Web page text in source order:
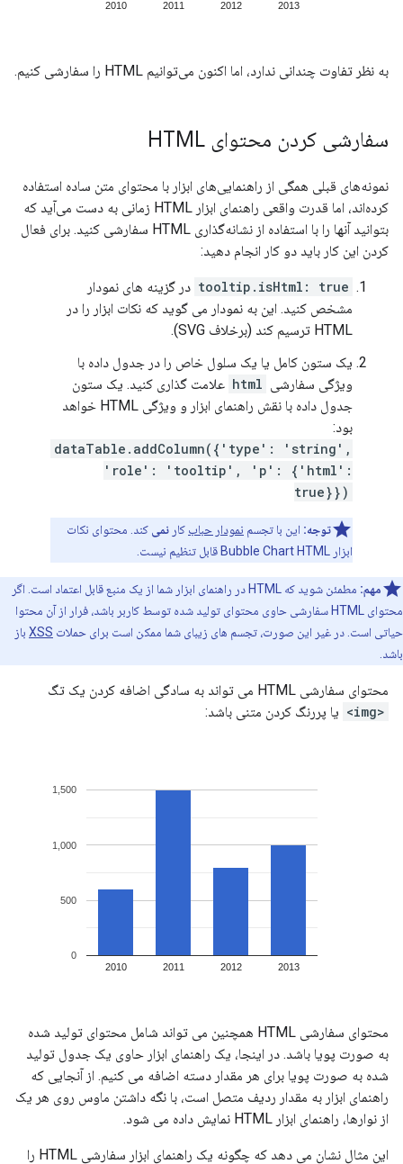
به نظر تفاوت چندانی ندارد، اما اکنون می‌توانیم HTML را سفارشی کنیم.
سفارشی کردن محتوای HTML
نمونه‌های قبلی همگی از راهنمایی‌های ابزار با محتوای متن ساده استفاده
کرده‌اند، اما قدرت واقعی راهنمای ابزار HTML زمانی به دست می‌آید که
بتوانید آنها را با استفاده از نشانه‌گذاری HTML سفارشی کنید. برای فعال
کردن این کار باید دو کار انجام دهید:
tooltip.isHtml: true در گزینه های نمودار
مشخص کنید. این به نمودار می گوید که نکات ابزار را در
HTML ترسیم کند (برخلاف SVG).
یک ستون کامل یا یک سلول خاص را در جدول داده با
ویژگی سفارشی html علامت گذاری کنید. یک ستون
جدول داده با نقش راهنمای ابزار و ویژگی HTML خواهد
بود:
dataTable.addColumn({'type': 'string',
'role': 'tooltip', 'p': {'html':
true}})
توجه: این با تجسم نمودار حباب کار نمی کند. محتوای نکات
ابزار Bubble Chart HTML قابل تنظیم نیست.
مهم:
مطمئن شوید که HTML در راهنمای ابزار شما از یک منبع قابل اعتماد است. اگر
محتوای HTML سفارشی حاوی محتوای تولید شده توسط کاربر باشد، فرار از آن محتوا
حیاتی است. در غیر این صورت، تجسم های زیبای شما ممکن است برای حملات XSS باز
باشد.
محتوای سفارشی HTML می تواند به سادگی اضافه کردن یک تگ
<img>
یا پررنگ کردن متنی باشد:
محتوای سفارشی HTML همچنین می تواند شامل محتوای تولید شده
به صورت پویا باشد. در اینجا، یک راهنمای ابزار حاوی یک جدول تولید
شده به صورت پویا برای هر مقدار دسته اضافه می کنیم. از آنجایی که
راهنمای ابزار به مقدار ردیف متصل است، با نگه داشتن ماوس روی هر یک
از نوارها، راهنمای ابزار HTML نمایش داده می شود.
این مثال نشان می دهد که چگونه یک راهنمای ابزار سفارشی HTML را